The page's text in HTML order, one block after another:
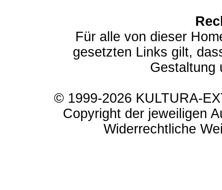
Für alle von dieser
gesetzten Links gilt,
Gestaltung
© 1999-2026 KULTURA-
Copyright der jeweiligen
Widerrechtliche